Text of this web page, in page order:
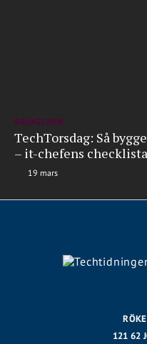
BRANSCHEN
TechTorsdag: Så
– it-chefens checklista
19 mars
121 62